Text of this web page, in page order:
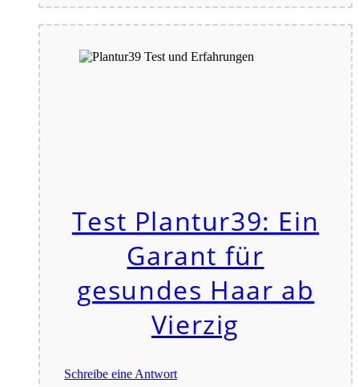
Test Plantur39: Ein
Garant für
gesundes Haar ab
Vierzig
Schreibe eine Antwort